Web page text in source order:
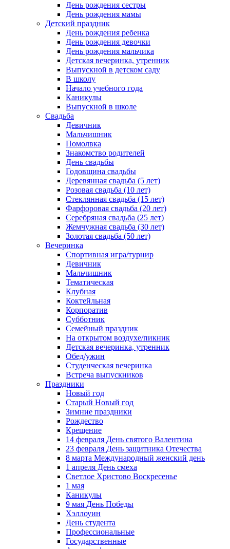
День рождения сестры
День рождения мамы
Детский праздник
День рождения ребенка
День рождения девочки
День рождения мальчика
Детская вечеринка, утренник
Выпускной в детском саду
В школу
Начало учебного года
Каникулы
Выпускной в школе
Свадьба
Девичник
Мальчишник
Помолвка
Знакомство родителей
День свадьбы
Годовщина свадьбы
Деревянная свадьба (5 лет)
Розовая свадьба (10 лет)
Стеклянная свадьба (15 лет)
Фарфоровая свадьба (20 лет)
Серебряная свадьба (25 лет)
Жемчужная свадьба (30 лет)
Золотая свадьба (50 лет)
Вечеринка
Спортивная игра/турнир
Девичник
Мальчишник
Тематическая
Клубная
Коктейльная
Корпоратив
Субботник
Семейный праздник
На открытом воздухе/пикник
Детская вечеринка, утренник
Обед/ужин
Студенческая вечеринка
Встреча выпускников
Праздники
Новый год
Старый Новый год
Зимние праздники
Рождество
Крещение
14 февраля День святого Валентина
23 февраля День защитника Отечества
8 марта Международный женский день
1 апреля День смеха
Светлое Христово Воскресенье
1 мая
Каникулы
9 мая День Победы
Хэллоуин
День студента
Профессиональные
Государственные